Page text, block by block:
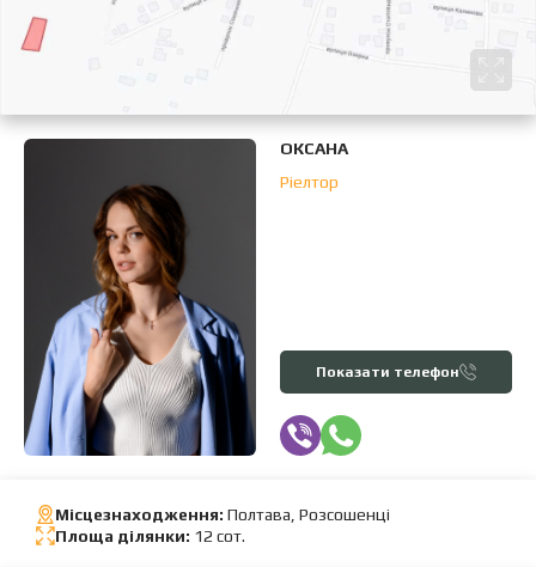
ОКСАНА
Ріелтор
Показати телефон
Місцезнаходження: Полтава, Розсошенці
Площа ділянки: 12 сот.